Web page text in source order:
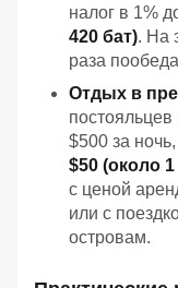
налог в 1%
420 бат). На
раза
Отдых в
$500 за
$50 (около 1
с ценой
или с
островам.